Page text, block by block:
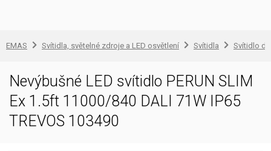
EMAS Svítidla, světelné zdroje a LED osvětlení Svítidla Svítidlo
Nevýbušné LED svítidlo PERUN SLIM
Ex 1.5ft 11000/840 DALI 71W IP65
TREVOS 103490